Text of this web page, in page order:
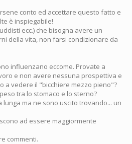
conto ed accettare questo fatto e
è inspiegabile!
ecc.) che bisogna avere un
della vita, non farsi condizionare da
influenzano eccome. Provate a
e non avere nessuna prospettiva e
a vedere il "bicchiere mezzo pieno"?
tra lo stomaco e lo sterno?
ma ne sono uscito trovando... un
ad essere maggiormente
commenti.